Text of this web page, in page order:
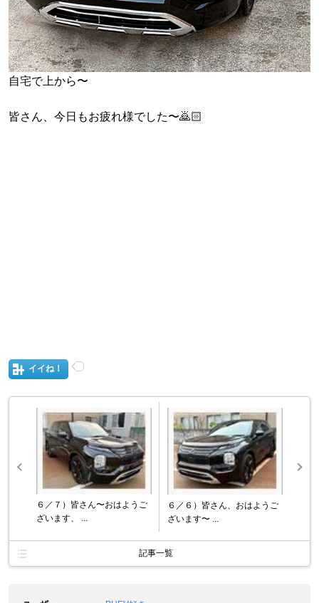
自宅で上から〜
皆さん、今日もお疲れ様でした〜🙇🏻
イイね！
６／７）皆さん〜おはようご
ざいます、 ...
６／６）皆さん、おはようご
ざいます〜 ...
記事一覧